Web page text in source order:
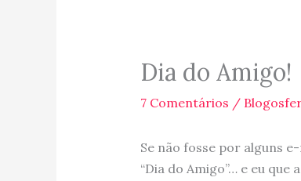
Dia do Amigo!
7 Comentários /
Se não fosse por alguns
“Dia do Amigo”… e eu